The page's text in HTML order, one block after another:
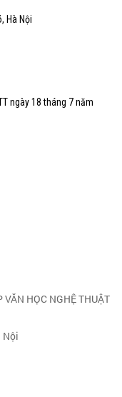
VĂN HỌC NGHỆ THUẬT
Nội
Hà Nội
ngày 18 tháng 7 năm